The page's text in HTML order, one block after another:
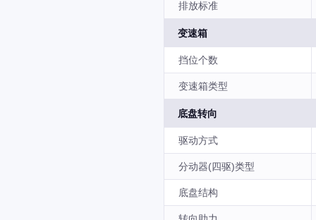
排放标准
变速箱
挡位个数
变速箱类型
底盘转向
驱动方式
分动器(四驱)类型
底盘结构